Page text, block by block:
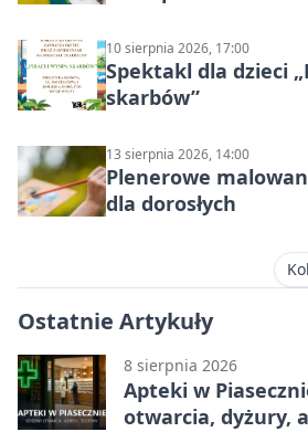
10 sierpnia 2026, 17:00
Spektakl dla dzieci
skarbów”
13 sierpnia 2026, 14:00
Plenerowe
dla dorosłych
Ostatnie Artykuły
8 sierpnia 2026
Apteki w
otwarcia, dyżury,